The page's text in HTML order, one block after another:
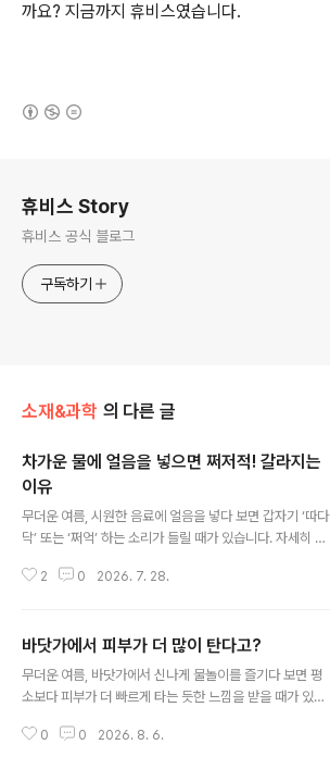
까요? 지금까지 휴비스였습니다.
휴비스 Story
휴비스 공식 블로그
구독하기
소재&과학 의 다른 글
차가운 물에 얼음을 넣으면 쩌저적! 갈라지는
이유
무더운 여름, 시원한 음료에 얼음을 넣다 보면 갑자기 ‘따다
닥’ 또는 ‘쩌억’ 하는 소리가 들릴 때가 있습니다. 자세히 살
로 갈라져 있기도 하는데요. 단단한 얼음이 물에 닿았을 뿐
알아봅시다. 1. 얼음을 가르는 온도 차이!냉동실에서 막 꺼
낸 얼음은 물이나 음료보다 훨씬 낮은 온도를 가지고 있는
데요. 이렇게 차가운 얼음을 상대적으로 따뜻한 물에 넣으
간 안에 큰 온도 변화를 겪는 현상을 열충격이라고 하는데
2 0 2026. 7. 28.
바닷가에서 피부가 더 많이 탄다고?
무더운 여름, 바닷가에서 신나게 물놀이를 즐기다 보면 평
소보다 피부가 더 빠르게 타는 듯한 느낌을 받을 때가 있습
때보다 피부가 쉽게 붉어지고 따갑게 느껴지기도 하는데
0 0 2026. 8. 6.